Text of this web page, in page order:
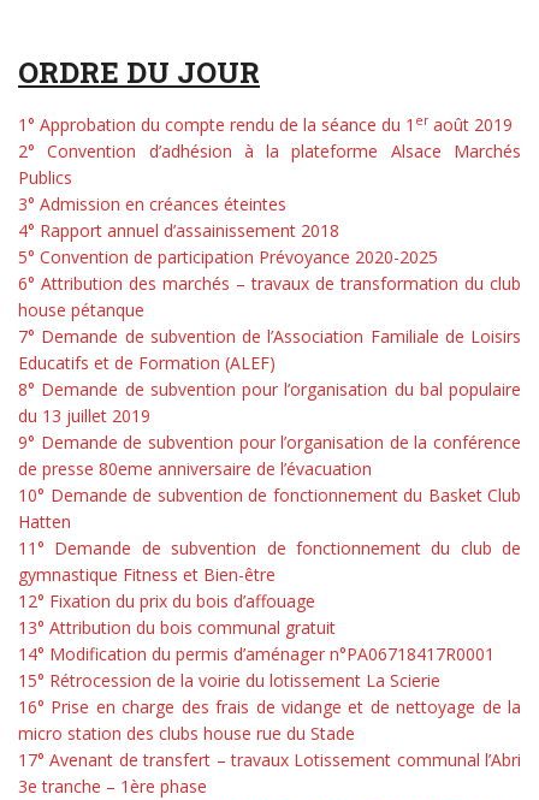
ORDRE DU JOUR
1° Approbation du compte rendu de la séance du 1 eraoût 2019
2° Convention d’adhésion à la plateforme Alsace Marchés
Publics
3° Admission en créances éteintes
4° Rapport annuel d’assainissement 2018
5° Convention de participation Prévoyance 2020-2025
6° Attribution des marchés – travaux de transformation du club
house pétanque
7° Demande de subvention de l’Association Familiale de Loisirs
Educatifs et de Formation (ALEF)
8° Demande de subvention pour l’organisation du bal populaire
du 13 juillet 2019
9° Demande de subvention pour l’organisation de la conférence
de presse 80eme anniversaire de l’évacuation
10° Demande de subvention de fonctionnement du Basket Club
Hatten
11° Demande de subvention de fonctionnement du club de
gymnastique Fitness et Bien-être
12° Fixation du prix du bois d’affouage
13° Attribution du bois communal gratuit
14° Modification du permis d’aménager n°PA06718417R0001
15° Rétrocession de la voirie du lotissement La Scierie
16° Prise en charge des frais de vidange et de nettoyage de la
micro station des clubs house rue du Stade
17° Avenant de transfert – travaux Lotissement communal l’Abri
3e tranche – 1ère phase